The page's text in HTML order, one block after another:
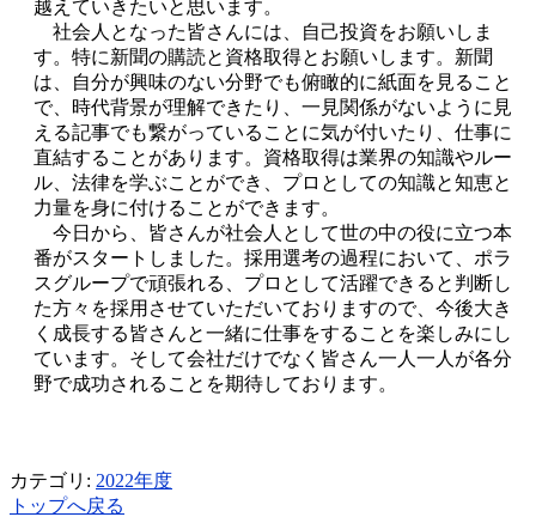
越えていきたいと思います。
社会人となった皆さんには、自己投資をお願いしま
す。特に新聞の購読と資格取得とお願いします。新聞
は、自分が興味のない分野でも俯瞰的に紙面を見ること
で、時代背景が理解できたり、一見関係がないように見
える記事でも繋がっていることに気が付いたり、仕事に
直結することがあります。資格取得は業界の知識やルー
ル、法律を学ぶことができ、プロとしての知識と知恵と
力量を身に付けることができます。
今日から、皆さんが社会人として世の中の役に立つ本
番がスタートしました。採用選考の過程において、ポラ
スグループで頑張れる、プロとして活躍できると判断し
た方々を採用させていただいておりますので、今後大き
く成長する皆さんと一緒に仕事をすることを楽しみにし
ています。そして会社だけでなく皆さん一人一人が各分
野で成功されることを期待しております。
カテゴリ: 2022年度
トップへ戻る